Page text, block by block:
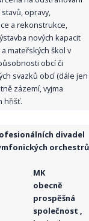
opravy,
a rekonstrukce,
nových kapacit
mateřských škol v
obcí či
svazků obcí (dále jen
zázemí, vyjma
hřišť.
divadel
orchestrů
MK
obecně
prospěšná
společnost ,